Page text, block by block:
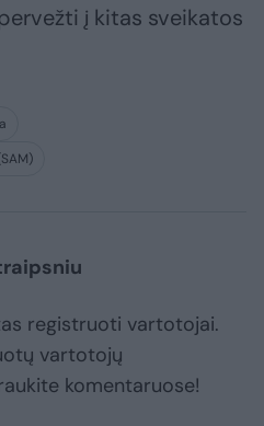
į kitas sveikatos
registruoti vartotojai.
vartotojų
komentaruose!